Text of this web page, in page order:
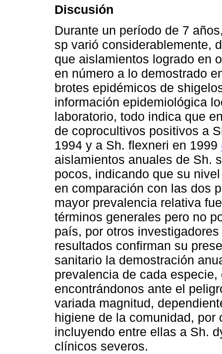
Discusión
Durante un período de 7
sp varió considerablemente,
que aislamientos logrado en
en número a lo demostrado
brotes epidémicos de
información epidemiológica
laboratorio, todo indica que
de coprocultivos positivos a
1994 y a Sh. flexneri en 1999
aislamientos anuales de Sh.
pocos, indicando que su
en comparación con las dos
mayor prevalencia relativa
términos generales pero no
país, por otros
resultados confirman su
sanitario la demostración
prevalencia de cada
encontrándonos ante el
variada magnitud,
higiene de la comunidad,
incluyendo entre ellas a Sh.
clínicos severos.